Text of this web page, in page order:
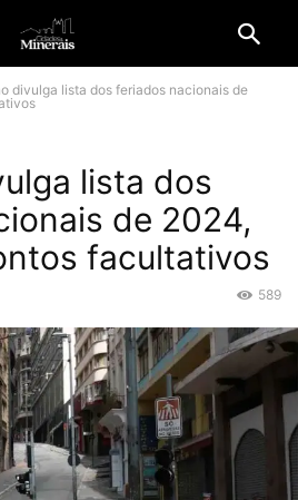
divulga lista dos feriados nacionais de
lista dos
de 2024,
facultativos
589